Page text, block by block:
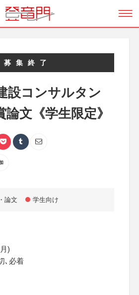
募集終了
設コンサルタン
文《学生限定》
論文 学生向け
)
､必着